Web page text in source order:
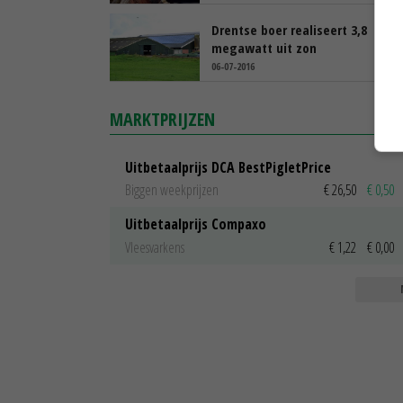
Drentse boer realiseert 3,8
megawatt uit zon
06-07-2016
MARKTPRIJZEN
Uitbetaalprijs DCA BestPigletPrice
Biggen weekprijzen
€ 26,50 € 0,50
Uitbetaalprijs Compaxo
Vleesvarkens
€ 1,22 € 0,00